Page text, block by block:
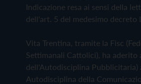
Indicazione resa ai sensi della
dell'art. 5 del medesimo decreto
Vita Trentina, tramite la Fisc
Settimanali Cattolici), ha aderito
dell'Autodisciplina Pubblicitaria)
Autodisciplina della